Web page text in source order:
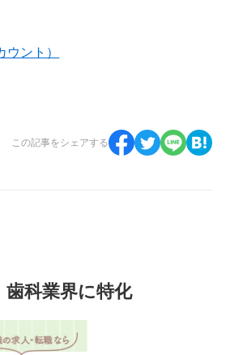
ント）
この記事をシェアする
歯科業界に特化